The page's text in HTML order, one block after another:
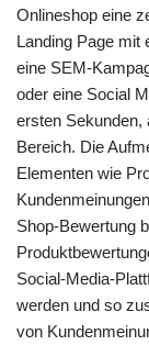
Onlineshop eine
Landing Page mit
eine SEM-
oder eine Social
ersten Sekunden,
Bereich. Die
Elementen wie
Shop-Bewertung
Social-Media-
werden und so
von